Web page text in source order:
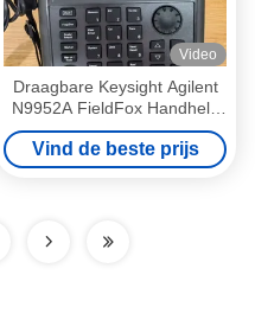
Video
Draagbare Keysight Agilent
N9952A FieldFox Handheld
Microwave Analyzer met 50
GHz en Vector Network
Analyzer
Vind de beste prijs